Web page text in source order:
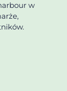
w